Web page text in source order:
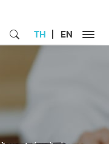
TH EN